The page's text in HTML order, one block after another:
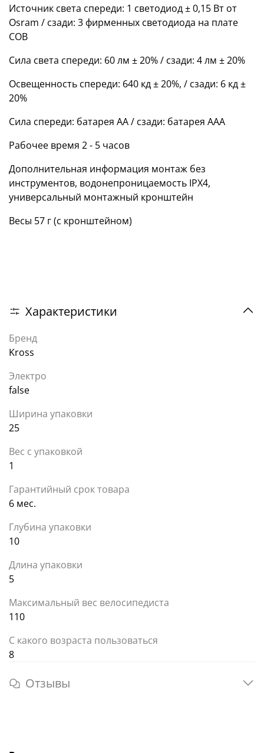
Источник света спереди: 1 светодиод ± 0,15 Вт от
Osram / сзади: 3 фирменных светодиода на плате
COB
Сила света спереди: 60 лм ± 20% / сзади: 4 лм ± 20%
Освещенность спереди: 640 кд ± 20%, / сзади: 6 кд ±
20%
Сила спереди: батарея AA / сзади: батарея AAA
Рабочее время 2 - 5 часов
Дополнительная информация монтаж без
инструментов, водонепроницаемость IPX4,
универсальный монтажный кронштейн
Весы 57 г (с кронштейном)
Характеристики
Бренд
Kross
Электро
false
Ширина упаковки
25
Вес с упаковкой
1
Гарантийный срок товара
6 мес.
Глубина упаковки
10
Длина упаковки
5
Максимальный вес велосипедиста
110
С какого возраста пользоваться
8
Отзывы